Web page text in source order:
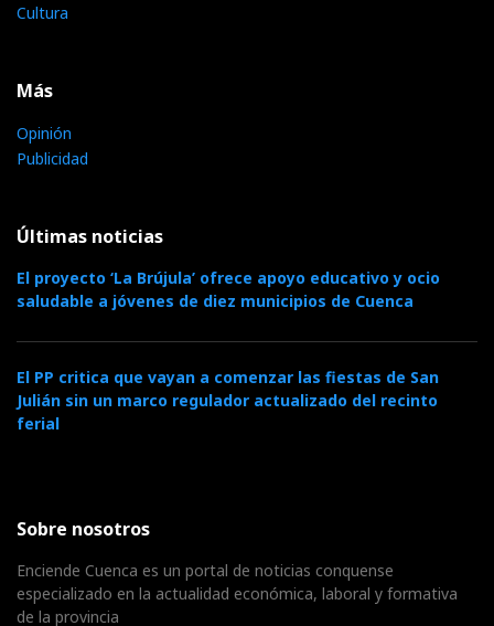
Cultura
Más
Opinión
Publicidad
Últimas noticias
El proyecto ‘La Brújula’ ofrece apoyo educativo y ocio
saludable a jóvenes de diez municipios de Cuenca
El PP critica que vayan a comenzar las fiestas de San
Julián sin un marco regulador actualizado del recinto
ferial
Sobre nosotros
Enciende Cuenca es un portal de noticias conquense
especializado en la actualidad económica, laboral y formativa
de la provincia